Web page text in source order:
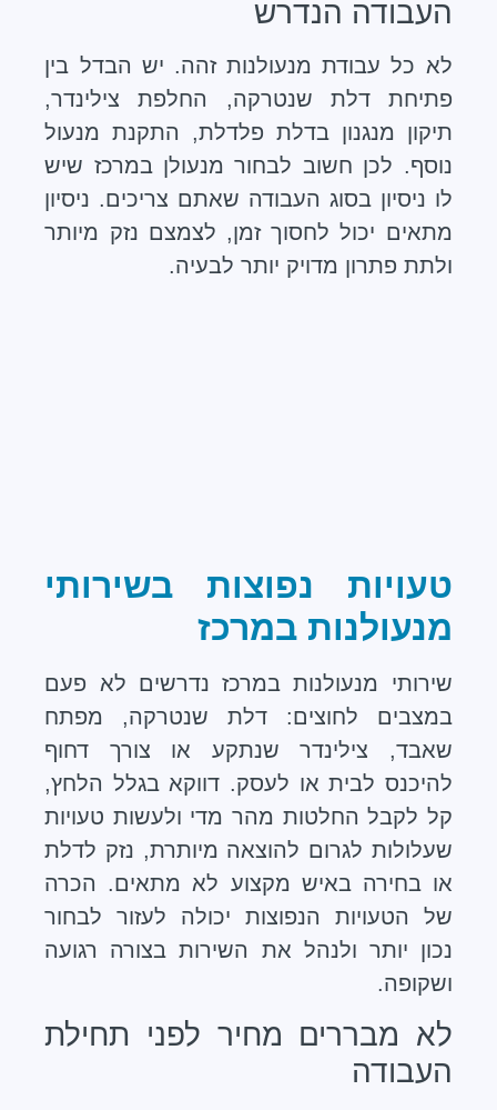
העבודה הנדרש
לא כל עבודת מנעולנות זהה. יש הבדל בין
פתיחת דלת שנטרקה, החלפת צילינדר,
תיקון מנגנון בדלת פלדלת, התקנת מנעול
נוסף. לכן חשוב לבחור מנעולן במרכז שיש
לו ניסיון בסוג העבודה שאתם צריכים. ניסיון
מתאים יכול לחסוך זמן, לצמצם נזק מיותר
ולתת פתרון מדויק יותר לבעיה.
טעויות נפוצות בשירותי
מנעולנות במרכז
שירותי מנעולנות במרכז נדרשים לא פעם
במצבים לחוצים: דלת שנטרקה, מפתח
שאבד, צילינדר שנתקע או צורך דחוף
להיכנס לבית או לעסק. דווקא בגלל הלחץ,
קל לקבל החלטות מהר מדי ולעשות טעויות
שעלולות לגרום להוצאה מיותרת, נזק לדלת
או בחירה באיש מקצוע לא מתאים. הכרה
של הטעויות הנפוצות יכולה לעזור לבחור
נכון יותר ולנהל את השירות בצורה רגועה
ושקופה.
לא מבררים מחיר לפני תחילת
העבודה